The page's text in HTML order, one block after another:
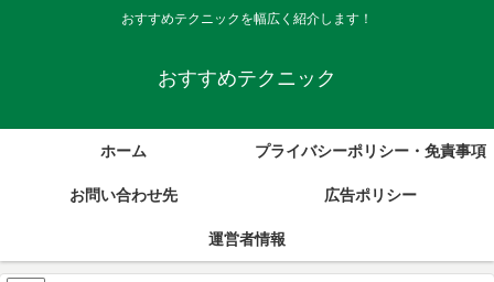
おすすめテクニックを幅広く紹介します！
おすすめテクニック
ホーム プライバシーポリシー・免責事項
お問い合わせ先 広告ポリシー
運営者情報